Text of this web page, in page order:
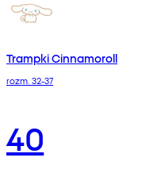
Trampki Cinnamoroll
rozm. 32-37
40